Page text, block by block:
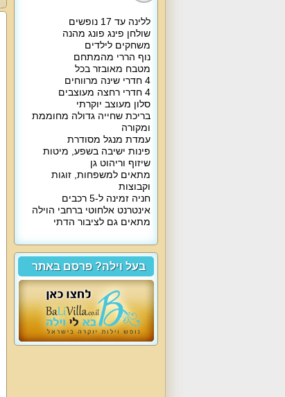
ללינה עד 17 נופשים
שולחן פינג פונג מהנה
משחקים לילדים
נוף הררי מהמתחם
מטבח מאובזר בכל
4 חדרי שינה מרווחים
4 חדרי רחצה מעוצבים
סלון מעוצב יוקרתי
בריכת שחייה גדולה מחוממת
ומקורה
עמדת מנגל מסודרת
פינות ישיבה בשפע, מיטות
שיזוף וריהוט גן
מתאים למשפחות, זוגות
וקבוצות
חניה זמינה ל-5 רכבים
אינטרנט אלחוטי ברחבי הוילה
מתאים גם לציבור הדתי
בעל וילה? פרסם באתר